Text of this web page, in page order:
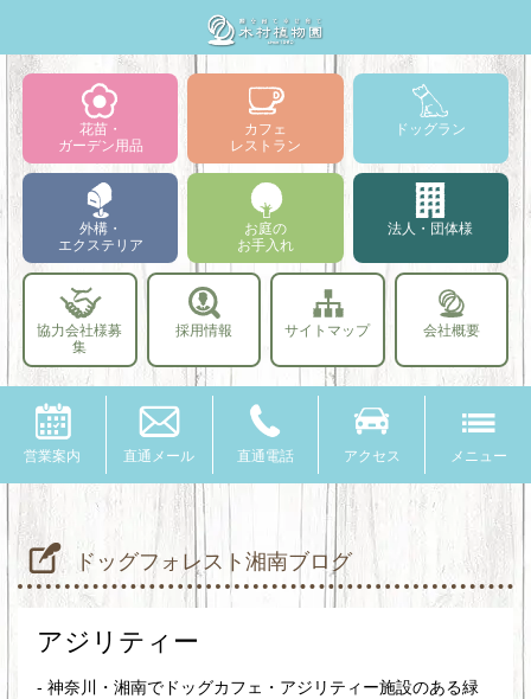
花苗・
ガーデン用品
カフェ
レストラン
ドッグラン
外構・
エクステリア
お庭の
お手入れ
法人・団体様
協力会社様募
集
採用情報 サイトマップ 会社概要
営業案内 直通メール 直通電話 アクセス メニュー
ドッグフォレスト湘南ブログ
アジリティー
- 神奈川・湘南でドッグカフェ・アジリティー施設のある緑